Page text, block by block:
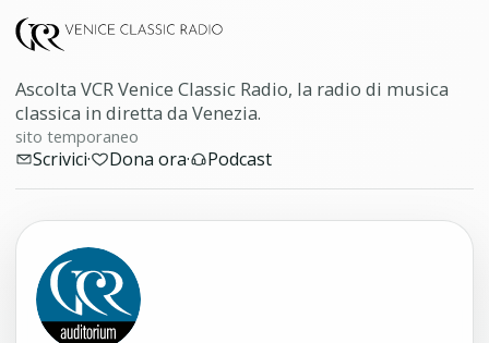
Ascolta VCR Venice Classic Radio, la radio di musica
classica in diretta da Venezia.
sito temporaneo
Scrivici· Dona ora· Podcast